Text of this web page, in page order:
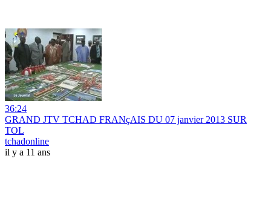
36:24
GRAND JTV TCHAD FRANçAIS DU 07 janvier 2013 SUR
TOL
tchadonline
il y a 11 ans